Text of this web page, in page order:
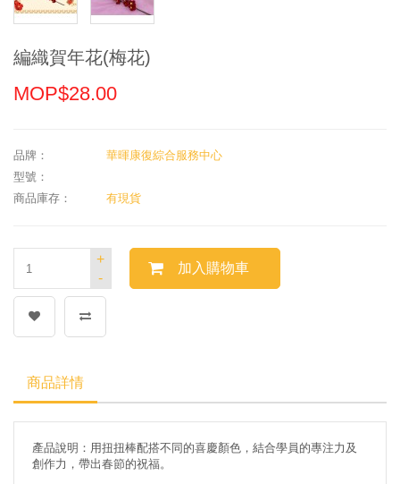
編織賀年花(梅花)
MOP$28.00
品牌：
華暉康復綜合服務中心
型號：
商品庫存：
有現貨
-
+
加入購物車
商品詳情
產品說明：用扭扭棒配搭不同的喜慶顏色，結合學員的專注力及
創作力，帶出春節的祝福。